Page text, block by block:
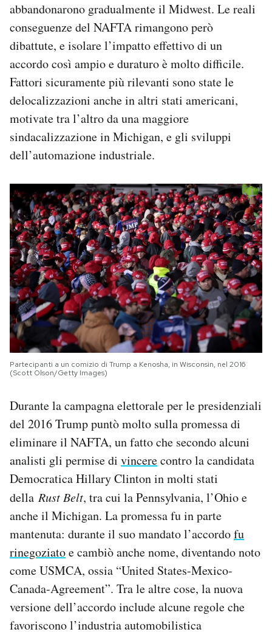
abbandonarono gradualmente il Midwest. Le reali
conseguenze del NAFTA rimangono però
dibattute, e isolare l’impatto effettivo di un
accordo così ampio e duraturo è molto difficile.
Fattori sicuramente più rilevanti sono state le
delocalizzazioni anche in altri stati americani,
motivate tra l’altro da una maggiore
sindacalizzazione in Michigan, e gli sviluppi
dell’automazione industriale.
Partecipanti a un comizio di Trump a Kenosha, in Wisconsin, nel 2016
(Scott Olson/Getty Images)
Durante la campagna elettorale per le presidenziali
del 2016 Trump puntò molto sulla promessa di
eliminare il NAFTA, un fatto che secondo alcuni
analisti gli permise di vincerecontro la candidata
Democratica Hillary Clinton in molti stati
della Rust Belt, tra cui la Pennsylvania, l’Ohio e
anche il Michigan. La promessa fu in parte
mantenuta: durante il suo mandato l’accordofu
rinegoziatoe cambiò anche nome, diventando noto
come USMCA, ossia “United States-Mexico-
Canada-Agreement”. Tra le altre cose, la nuova
versione dell’accordo include alcune regole che
favoriscono l’industria automobilistica